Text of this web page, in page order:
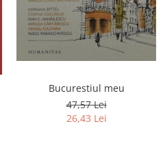
Bucurestiul meu
47,57 Lei
26,43 Lei